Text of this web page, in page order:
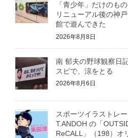
「青少年」だけのも
リニューアル後の神
館で遊んできた
2026年8月8日
南 郁夫の野球観察日
スピで、涼をとる
2026年8月6日
スポーツイラストレ
T.ANDOH の「
ReCALL」（198）オ